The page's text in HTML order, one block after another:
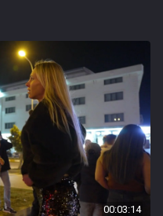
00:03:14